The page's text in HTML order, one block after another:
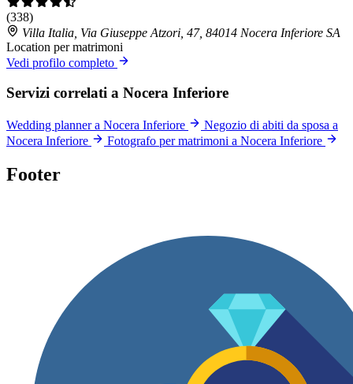
(338)
Villa Italia, Via Giuseppe Atzori, 47, 84014 Nocera Inferiore SA
Location per matrimoni
Vedi profilo completo
Servizi correlati a Nocera Inferiore
Wedding planner a Nocera Inferiore
Negozio di abiti da sposa a
Nocera Inferiore
Fotografo per matrimoni a Nocera Inferiore
Footer